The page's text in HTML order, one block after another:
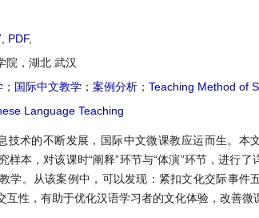
PDF,
院，湖北 武汉
； 国际中文教学 ； 案例分析 ； Teaching Method of
Language Teaching
技术的不断发展，国际中文微课教应运而生。本
样本，对该课时“阐释”环节与“体演”环节，进行
学。从该案例中，可以发现：紧扣文化交际事件
性，有助于优化汉语学习者的文化体验，改善微